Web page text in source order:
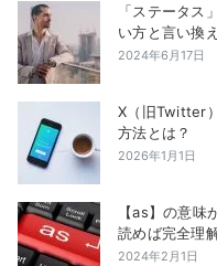
「ステータス
い方と言い換
2024年6月17日
X（旧Twitter
方法とは？
2026年1月1日
【as】の意味
読めば完全理
2024年2月1日